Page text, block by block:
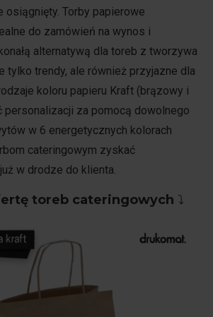
osiągnięty. Torby papierowe
do zamówień na wynos i
alternatywą dla toreb z tworzywa
tylko trendy, ale również przyjazne dla
koloru papieru Kraft (brązowy i
personalizacji za pomocą dowolnego
w 6 energetycznych kolorach
cateringowym zyskać
w drodze do klienta.
toreb cateringowych ⤵